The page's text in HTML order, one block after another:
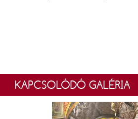
KAPCSOLÓDÓ GALÉRIA